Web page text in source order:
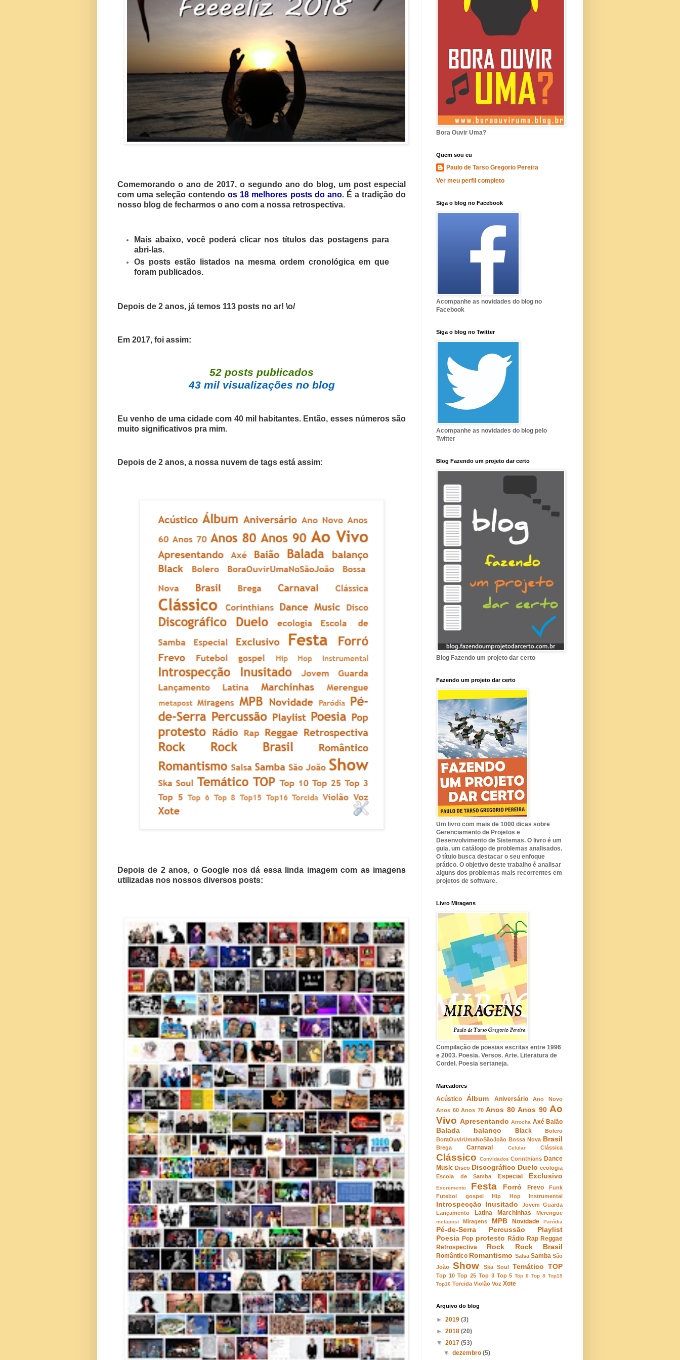
Comemorando o ano de 2017, o segundo ano do blog, um post especial
com uma seleção contendoos 18 melhores posts do ano. É a tradição do
nosso blog de fecharmos o ano com a nossa retrospectiva.
Mais abaixo, você poderá clicar nos títulos das postagens para
abri-las.
Os posts estão listados na mesma ordem cronológica em que
foram publicados.
Depois de 2 anos, já temos 113 posts no ar! \o/
Em 2017, foi assim:
52 posts publicados
43 mil visualizações no blog
Eu venho de uma cidade com 40 mil habitantes. Então, esses números são
muito significativos pra mim.
Depois de 2 anos, a nossa nuvem de tags está assim:
Depois de 2 anos, o Google nos dá essa linda imagem com as imagens
utilizadas nos nossos diversos posts:
Bora Ouvir Uma?
Quem sou eu
Paulo de Tarso Gregorio Pereira
Ver meu perfil completo
Siga o blog no Facebook
Acompanhe as novidades do blog no
Facebook
Siga o blog no Twitter
Acompanhe as novidades do blog pelo
Twitter
Blog Fazendo um projeto dar certo
Blog Fazendo um projeto dar certo
Fazendo um projeto dar certo
Um livro com mais de 1000 dicas sobre
Gerenciamento de Projetos e
Desenvolvimento de Sistemas. O livro é um
guia, um catálogo de problemas analisados.
O título busca destacar o seu enfoque
prático. O objetivo deste trabalho é analisar
alguns dos problemas mais recorrentes em
projetos de software.
Livro Miragens
Compilação de poesias escritas entre 1996
e 2003. Poesia. Versos. Arte. Literatura de
Cordel. Poesia sertaneja.
Marcadores
Acústico Álbum Aniversário
Ano Novo
Anos 60 Anos 70 Anos 80 Anos 90 Ao
Vivo Apresentando Arrocha Axé Baião
Balada balanço Black
Bolero
BoraOuvirUmaNoSãoJoão Bossa Nova Brasil
Brega Carnaval Celular Clássica
Clássico Convidados Corinthians Dance
Music Disco Discográfico Duelo ecologia
Escola de Samba
Especial Exclusivo
Excremento Festa Forró Frevo
Funk
Futebol
gospel Hip Hop Instrumental
Introspecção Inusitado
Jovem Guarda
Lançamento
Latina Marchinhas Merengue
metapost Miragens MPB Novidade Paródia
Pé-de-Serra Percussão
Playlist
Poesia Pop protesto Rádio Rap Reggae
Retrospectiva
Rock Rock Brasil
Romântico Romantismo Salsa Samba São
João Show Ska Soul Temático TOP
Top 10 Top 25 Top 3 Top 5 Top 6 Top 8 Top15
Top16 Torcida Violão Voz Xote
Arquivo do blog
► 2019 (3)
► 2018 (20)
▼ 2017 (53)
▼dezembro(5)